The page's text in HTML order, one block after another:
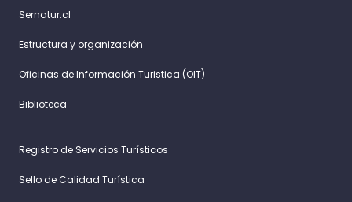
Sernatur.cl
Estructura y organización
Oficinas de Información Turistica (OIT)
Biblioteca
Registro de Servicios Turísticos
Sello de Calidad Turística